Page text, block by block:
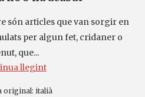
són articles que van sorgir en
per algun fet, cridaner o
que...
llegint
original: italià